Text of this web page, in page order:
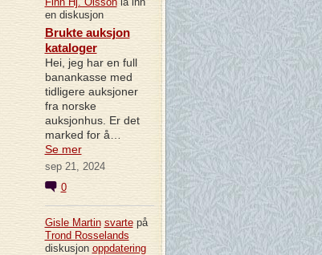
en diskusjon
Brukte auksjon
kataloger
Hei, jeg har en full
banankasse med
tidligere auksjoner
fra norske
auksjonhus. Er det
marked for å…
Se mer
sep 21, 2024
0
Gisle Martin svartepå
Trond Rosselands
diskusjon oppdatering